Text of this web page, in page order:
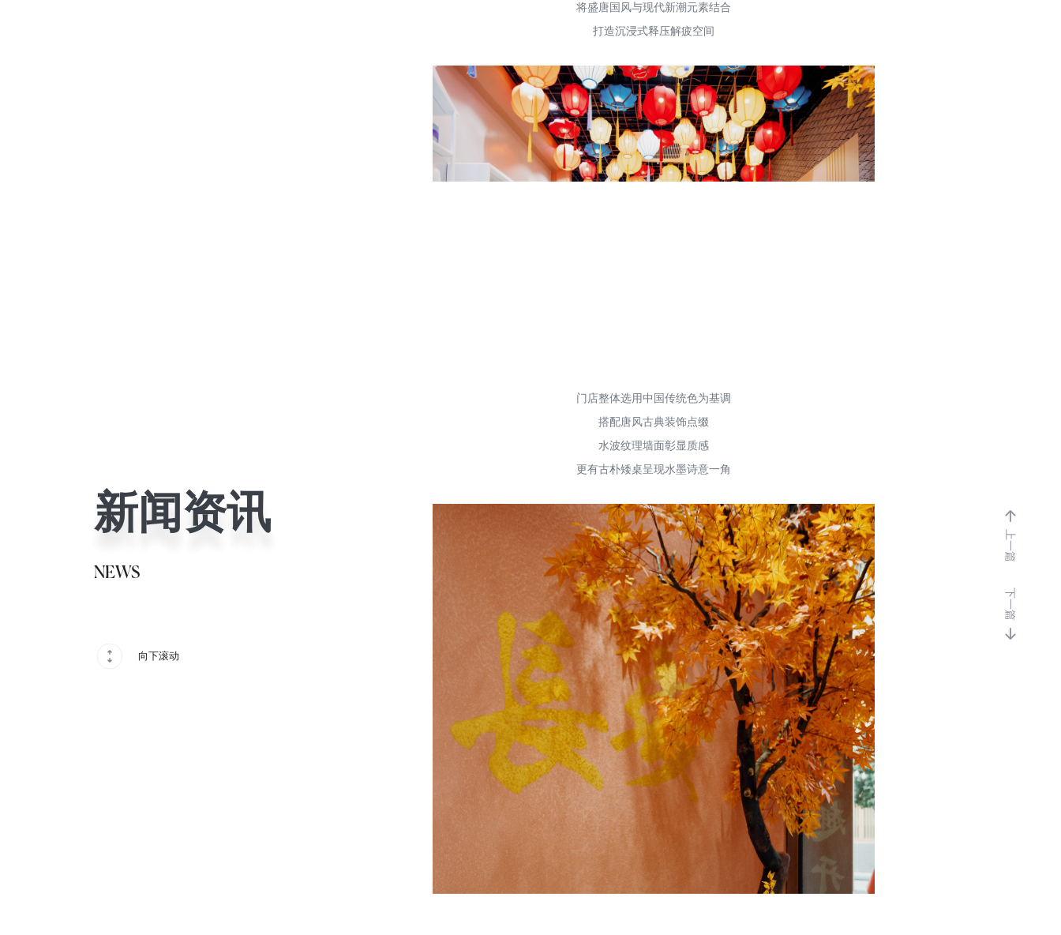
新闻资讯
NEWS
 向下滚动
将盛唐国风与现代新潮元素结合
打造沉浸式释压解疲空间
门店整体选用中国传统色为基调
搭配唐风古典装饰点缀
水波纹理墙面彰显质感
更有古朴矮桌呈现水墨诗意一角

上一篇
下一篇
